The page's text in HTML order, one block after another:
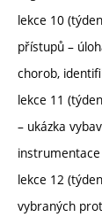
lekce 10
přístupů –
chorob,
lekce 11
– ukázka
lekce 12
vybraných